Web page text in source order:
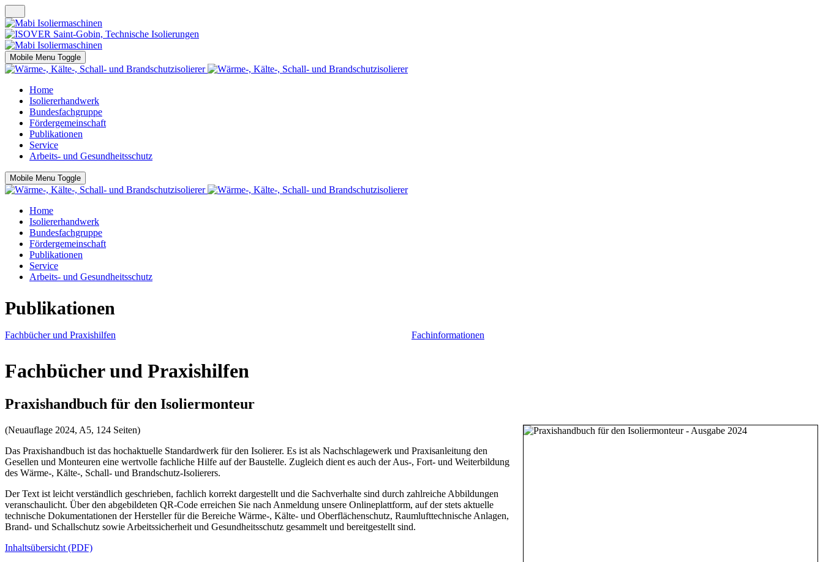
Mobile Menu Toggle
Home
Isoliererhandwerk
Bundesfachgruppe
Fördergemeinschaft
Publikationen
Service
Arbeits- und Gesundheitsschutz
Mobile Menu Toggle
Home
Isoliererhandwerk
Bundesfachgruppe
Fördergemeinschaft
Publikationen
Service
Arbeits- und Gesundheitsschutz
Publikationen
Fachbücher und Praxishilfen Fachinformationen
Fachbücher und Praxishilfen
Praxishandbuch für den Isoliermonteur
(Neuauflage 2024, A5, 124 Seiten)
Das Praxishandbuch ist das hochaktuelle Standardwerk für den Isolierer. Es ist als Nachschlagewerk und Praxisanleitung den
Gesellen und Monteuren eine wertvolle fachliche Hilfe auf der Baustelle. Zugleich dient es auch der Aus-, Fort- und Weiterbildung
des Wärme-, Kälte-, Schall- und Brandschutz-Isolierers.
Der Text ist leicht verständlich geschrieben, fachlich korrekt dargestellt und die Sachverhalte sind durch zahlreiche Abbildungen
veranschaulicht. Über den abgebildeten QR-Code erreichen Sie nach Anmeldung unsere Onlineplattform, auf der stets aktuelle
technische Dokumentationen der Hersteller für die Bereiche Wärme-, Kälte- und Oberflächenschutz, Raumlufttechnische Anlagen,
Brand- und Schallschutz sowie Arbeitssicherheit und Gesundheitsschutz gesammelt und bereitgestellt sind.
Inhaltsübersicht (PDF)